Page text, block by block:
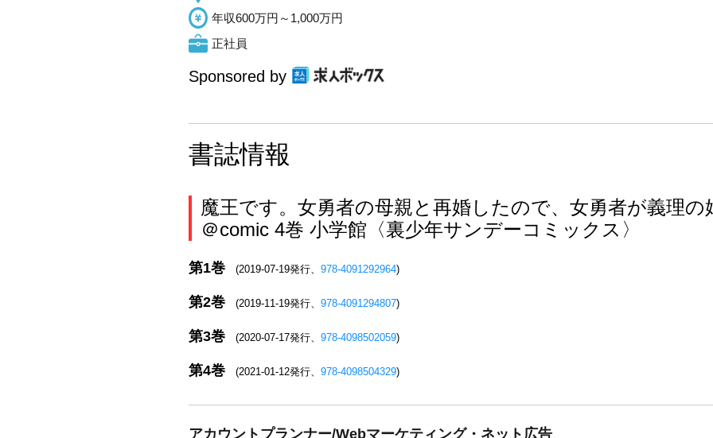
年収600万円～1,000万円
正社員
Sponsored by
書誌情報
魔王です。女勇者の母親と再婚したので、女勇者が義理
＠comic 4巻 小学館〈裏少年サンデーコミックス〉
第1巻 (2019-07-19発行、 978-4091292964)
第2巻 (2019-11-19発行、 978-4091294807)
第3巻 (2020-07-17発行、 978-4098502059)
第4巻 (2021-01-12発行、 978-4098504329)
アカウントプランナー/Webマーケティング・ネット広告